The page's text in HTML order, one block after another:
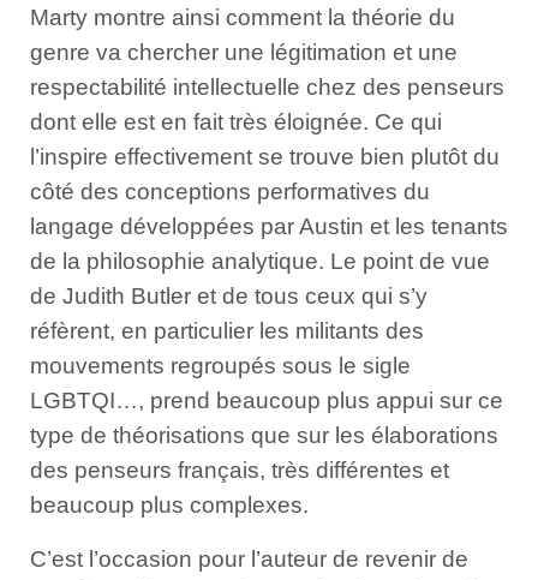
Marty montre ainsi comment la théorie du
genre va chercher une légitimation et une
respectabilité intellectuelle chez des penseurs
dont elle est en fait très éloignée. Ce qui
l’inspire effectivement se trouve bien plutôt du
côté des conceptions performatives du
langage développées par Austin et les tenants
de la philosophie analytique. Le point de vue
de Judith Butler et de tous ceux qui s’y
réfèrent, en particulier les mili­tants des
mouvements regroupés sous le sigle
LGBTQI…, prend beaucoup plus appui sur ce
type de théorisations que sur les éla­borations
des penseurs français, très différentes et
beaucoup plus complexes.
C’est l’occasion pour l’auteur de revenir de